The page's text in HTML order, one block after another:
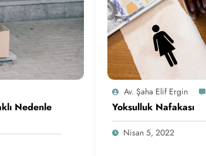
Nedenle
Av. Şaha Elif Ergin
Yoksulluk Nafakası
Nisan 5, 2022